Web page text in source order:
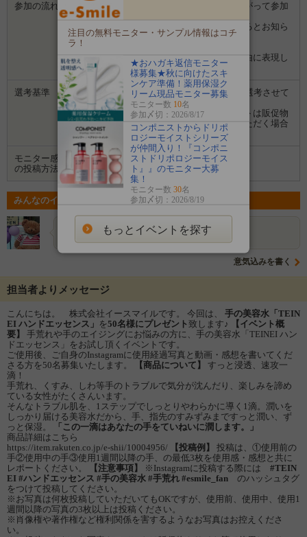
参加の流れ
１．「参加する」ボタンから画面にしたがって参加
します。
２．募集期間の終了後、企業から選ばれるとお知ら
せがあります。
４．試していただいた感想や口コミを自由に表現し
て投稿してください。
選考基準
ブログまたは、Instagram投稿を拝見して選考させて
いただきます。
※ご投稿いただいた写真や動画・コメントは販促物
やサイト等で使用したり、転用させていただく場合
がございます。ご了承ください。
モニター感想
の投稿方法
Instagram
みんなのイベントの意気込み
withyouko 気になりました
意気込みを書く
担当者よりメッセージ
こんにちは。 株式会社イースマイルです。 今回は、 手の美容水 「TEIN
EI ハンドエッセンス」 を50名様にプレゼント致します♪
【イベント概
要】
手荒れや手のエイジングにお悩みの方に、手の美容水「TEINEI ハン
ドエッセンス」をお試し頂くイベントです。
ご使用後、ご自身のInstagramに使用経過写真と動画・感想を書いてくだ
さる方を50名募集いたします。
【商品について】
すっと浸透、速攻一
滴！
手荒れ、くすみ、しわ等手のトラブルで気分が沈んだり、楽しみを諦め
ている女性がたくさんいます。
そんなトラブル肌を、1ステップでしっとりやわらかに導く1滴。潤いを
しっかり届ける美容水だから、手、指先のすみずみまですっと潤い、ず
っと保湿。
「この一滴はあなたの手をていねいに潤します。」
商品詳細はこちら
https://item.rakuten.co.jp/e-shii/10004956/
【投稿例】
投稿は、①使用前の
手②使用中の手③使用1週間以降の手、の最低3枚を使用感・感想と共に
レポートください。
【注意事項】 ※Instagramに投稿する際には #TEIN
EI #ハンドエッセンス #手の美容水 #手荒れ #esmile_fan のハッシュタグ
をつけて投稿してください。
※お写真は何枚投稿していただいてもOKですが、使用前、使用中、使用1
週間以降の写真の3枚以上は投稿ください。
※肖像権や著作権など権利関係を害するようなお写真はお控えくださ
い。
注目の無料モニター・サンプル情報はコチ
ラ！
★おハガキ返信モニター
様募集★秋に向けたスキ
ンケア準備！薬用保湿ク
リーム現品モニター募集
モニター数 10名
参加〆切：2026/8/17
コンポニストからドリポ
ロジーモイストシリーズ
が仲間入り！『コンポニ
ストドリポロジーモイス
ト』』のモニター大募
集！
モニター数 30名
参加〆切：2026/8/19
もっとイベントを探す